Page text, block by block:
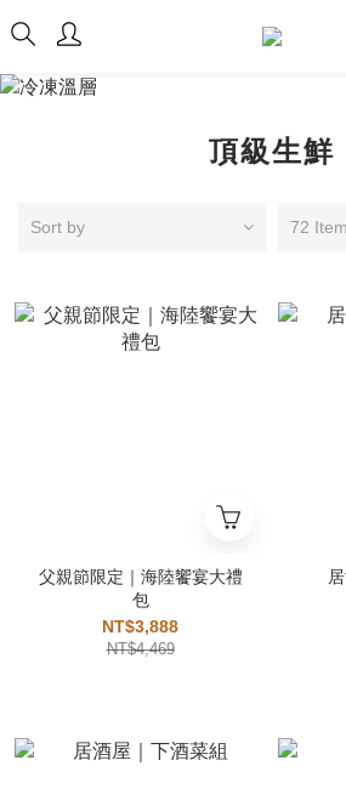
頂級生鮮
Sort by 72
父親節限定｜海陸饗宴大禮
包
NT$3,888
NT$4,469